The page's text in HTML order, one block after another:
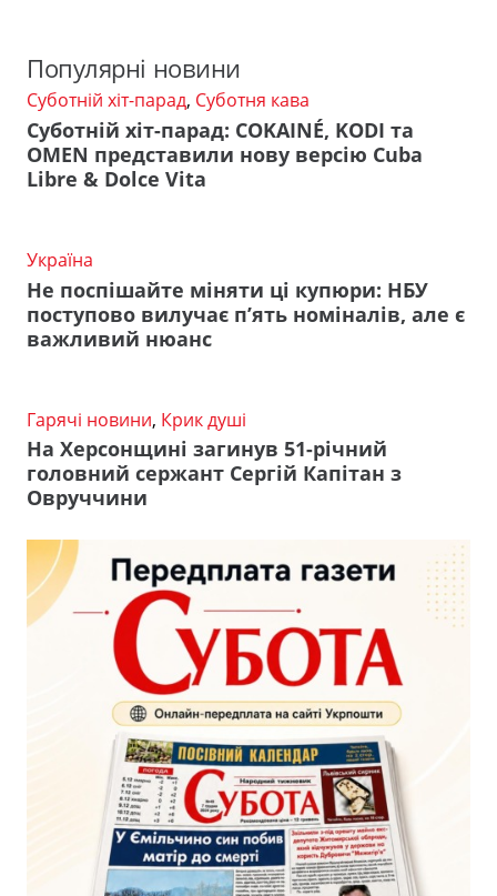
Популярні новини
Суботній хіт-парад, Суботня кава
Суботній хіт-парад: COKAINÉ, KODI та
OMEN представили нову версію Cuba
Libre & Dolce Vita
Україна
Не поспішайте міняти ці купюри: НБУ
поступово вилучає п’ять номіналів, але є
важливий нюанс
Гарячі новини, Крик душі
На Херсонщині загинув 51-річний
головний сержант Сергій Капітан з
Овруччини